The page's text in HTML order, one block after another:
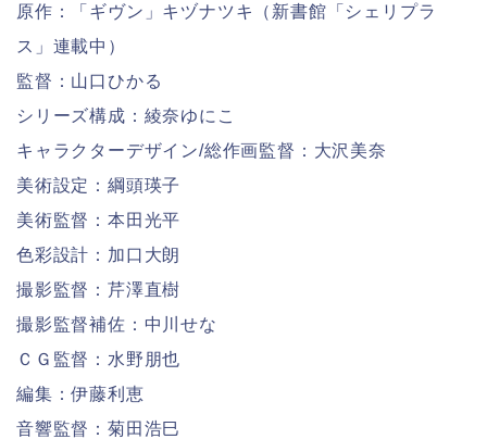
原作：「ギヴン」キヅナツキ（新書館「シェリプラ
ス」連載中）
監督：山口ひかる
シリーズ構成：綾奈ゆにこ
キャラクターデザイン/総作画監督：大沢美奈
美術設定：綱頭瑛子
美術監督：本田光平
色彩設計：加口大朗
撮影監督：芹澤直樹
撮影監督補佐：中川せな
ＣＧ監督：水野朋也
編集：伊藤利恵
音響監督：菊田浩巳